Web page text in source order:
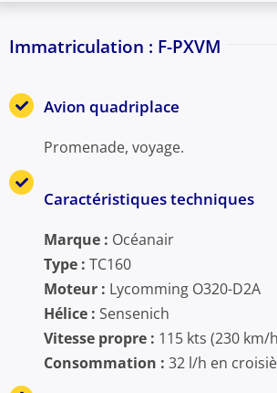
Immatriculation : F-PXVM
Avion quadriplace
Promenade, voyage.
Caractéristiques techniques
Marque : Océanair
Type : TC160
Moteur : Lycomming O320-D2A
Hélice : Sensenich
Vitesse propre : 115 kts (230 km/
Consommation : 32 l/h en